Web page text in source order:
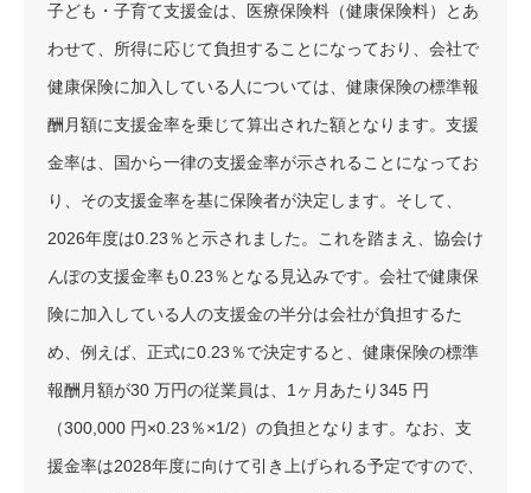
子ども・子育て支援金は、医療保険料（健康保険料）とあ
わせて、所得に応じて負担することになっており、会社で
健康保険に加入している人については、健康保険の標準報
酬月額に支援金率を乗じて算出された額となります。支援
金率は、国から一律の支援金率が示されることになってお
り、その支援金率を基に保険者が決定します。そして、
2026年度は0.23％と示されました。これを踏まえ、協会け
んぽの支援金率も0.23％となる見込みです。会社で健康保
険に加入している人の支援金の半分は会社が負担するた
め、例えば、正式に0.23％で決定すると、健康保険の標準
報酬月額が30 万円の従業員は、1ヶ月あたり345 円
（300,000 円×0.23％×1/2）の負担となります。なお、支
援金率は2028年度に向けて引き上げられる予定ですので、